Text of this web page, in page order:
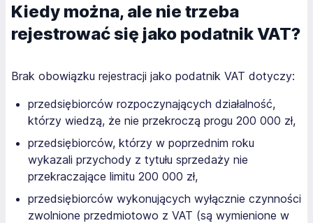
Kiedy można, ale nie trzeba
rejestrować się jako podatnik VAT?
Brak obowiązku rejestracji jako podatnik VAT dotyczy:
przedsiębiorców rozpoczynających działalność,
którzy wiedzą, że nie przekroczą progu 200 000 zł,
przedsiębiorców, którzy w poprzednim roku
wykazali przychody z tytułu sprzedaży nie
przekraczające limitu 200 000 zł,
przedsiębiorców wykonujących wyłącznie czynności
zwolnione przedmiotowo z VAT (są wymienione w